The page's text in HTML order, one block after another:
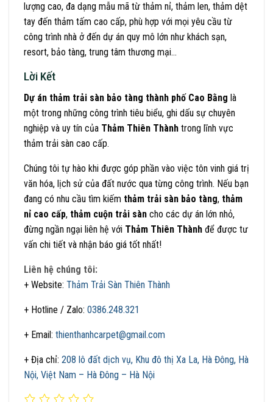
lượng cao, đa dạng mẫu mã từ thảm nỉ, thảm len, thảm dệt
tay đến thảm tấm cao cấp, phù hợp với mọi yêu cầu từ
công trình nhà ở đến dự án quy mô lớn như khách sạn,
resort, bảo tàng, trung tâm thương mại…
Lời Kết
Dự án thảm trải sàn bảo tàng thành phố Cao Bằng là
một trong những công trình tiêu biểu, ghi dấu sự chuyên
nghiệp và uy tín của Thảm Thiên Thành trong lĩnh vực
thảm trải sàn cao cấp.
Chúng tôi tự hào khi được góp phần vào việc tôn vinh giá trị
văn hóa, lịch sử của đất nước qua từng công trình. Nếu bạn
đang có nhu cầu tìm kiếm thảm trải sàn bảo tàng, thảm
nỉ cao cấp, thảm cuộn trải sàn cho các dự án lớn nhỏ,
đừng ngần ngại liên hệ với Thảm Thiên Thành để được tư
vấn chi tiết và nhận báo giá tốt nhất!
Liên hệ chúng tôi:
+ Website: Thảm Trải Sàn Thiên Thành
+ Hotline / Zalo: 0386.248.321
+ Email: thienthanhcarpet@gmail.com
+ Địa chỉ: 208 lô đất dịch vụ, Khu đô thị Xa La, Hà Đông, Hà
Nội, Việt Nam – Hà Đông – Hà Nội